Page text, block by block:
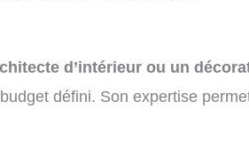
d’intérieur ou un
défini. Son expertise